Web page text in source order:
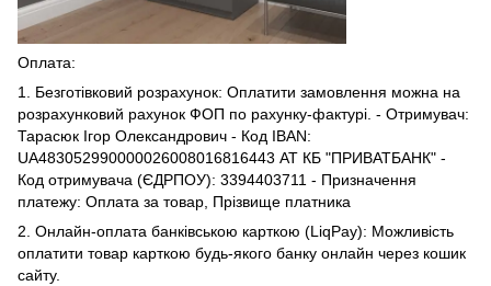
Оплата:
1. Безготівковий розрахунок: Оплатити замовлення можна на
розрахунковий рахунок ФОП по рахунку-фактурі. - Отримувач:
Тарасюк Ігор Олександрович - Код IBAN:
UA483052990000026008016816443 АТ КБ "ПРИВАТБАНК" -
Код отримувача (ЄДРПОУ): 3394403711 - Призначення
платежу: Оплата за товар, Прізвище платника
2. Онлайн-оплата банківською карткою (LiqPay): Можливість
оплатити товар карткою будь-якого банку онлайн через кошик
сайту.